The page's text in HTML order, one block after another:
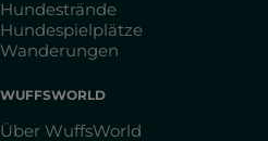
Hundestrände
Hundespielplätze
Wanderungen
WUFFSWORLD
Über WuffsWorld